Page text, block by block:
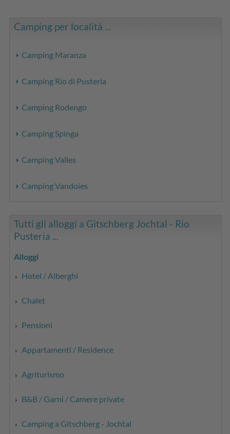
Camping per località ...
Camping Maranza
Camping Rio di Pusteria
Camping Rodengo
Camping Spinga
Camping Valles
Camping Vandoies
Tutti gli alloggi a Gitschberg Jochtal - Rio
Pusteria ...
Alloggi
Hotel / Alberghi
Chalet
Pensioni
Appartamenti / Residence
Agriturismo
B&B / Garni / Camere private
Camping a Gitschberg - Jochtal